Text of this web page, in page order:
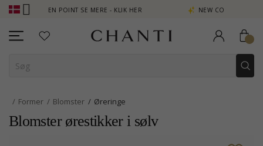
POINT SE MERE - KLIK HER NEW COLLECTION | AURA
Former Blomster Øreringe
Blomster ørestikker i sølv